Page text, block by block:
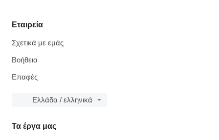
Εταιρεία
Σχετικά με εμάς
Βοήθεια
Επαφές
Ελλάδα / ελληνικά
Τα έργα μας